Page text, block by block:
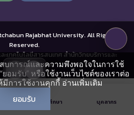
Rajabhat University. All Rights
Reserved.
เทคโนโลยีสารสนเทศ สำนักวิทยบริการและ
เทคโนโลยีสารสนเทศ
น นักศึกษา บุคลากร
บการณ์และความพึงพอใจในการใช้
อมรับ” หรือใช้งานเว็บไซต์ของเราต่อ
การใช้งานคุกกี้ อ่านเพิ่มเติม
ยอมรับ